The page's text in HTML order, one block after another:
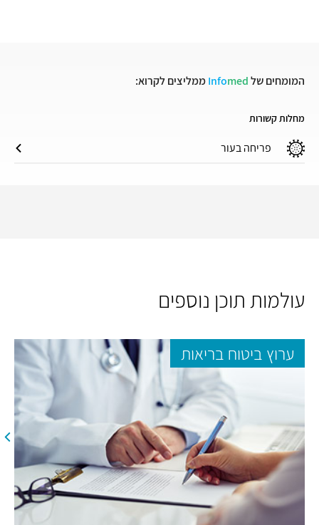
המומחים של Infomed ממליצים לקרוא:
מחלות קשורות
פריחה בעור
עולמות תוכן נוספים
ערוץ ביטוח בריאות